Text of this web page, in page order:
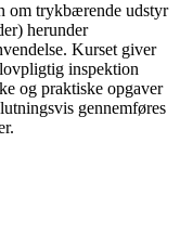
om trykbærende udstyr
herunder
Kurset giver
inspektion
og praktiske opgaver
gennemføres